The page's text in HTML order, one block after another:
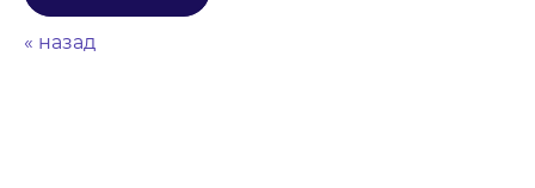
« назад